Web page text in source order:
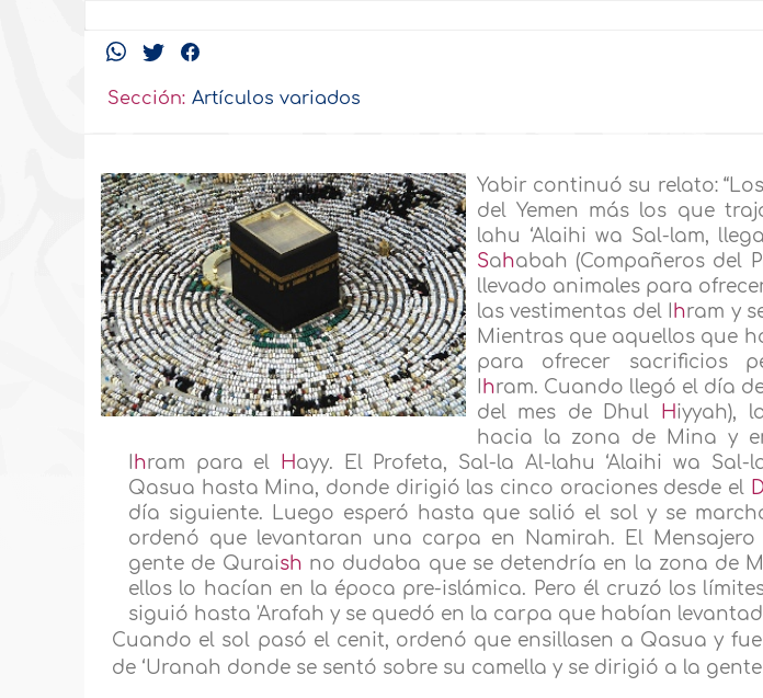
Sección: Artículos variados
Yabir continuó su relato:
del Yemen más los que
lahu ‘Alaihi wa Sal-lam,
Sahabah (Compañeros del
llevado animales para
las vestimentas del I hram y
Mientras que aquellos que
para ofrecer sacrificios
hram. Cuando llegó el día
del mes de Dhul
Hiyyah),
hacia la zona de Mina y
hram para el Hayy. El Profeta, Sal-la Al-lahu ‘Alaihi wa Sal-
Qasua hasta Mina, donde dirigió las cinco oraciones desde el
día siguiente. Luego esperó hasta que salió el sol y se
ordenó que levantaran una carpa en Namirah. El
gente de Quraish no dudaba que se detendría en la zona de
ellos lo hacían en la época pre-islámica. Pero él cruzó los
siguió hasta 'Arafah y se quedó en la carpa que habían
Cuando el sol pasó el cenit, ordenó que ensillasen a Qasua y
de ‘Uranah donde se sentó sobre su camella y se dirigió a la